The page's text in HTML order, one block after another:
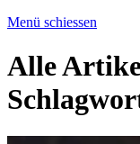
Menü schiessen
Alle